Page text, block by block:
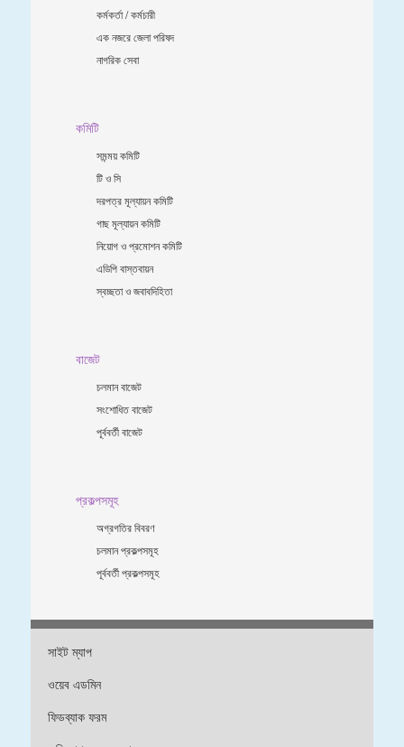
কর্মকর্তা / কর্মচারী
এক নজরে জেলা পরিষদ
নাগরিক সেবা
কমিটি
সমন্ময় কমিটি
টি ও সি
দরপত্র মূল্যায়ন কমিটি
গাছ মূল্যায়ন কমিটি
নিয়োগ ও প্রমোশন কমিটি
এডিপি বাস্তবায়ন
স্বচ্ছতা ও জবাবদিহিতা
বাজেট
চলমান বাজেট
সংশোধিত বাজেট
পূর্ববর্তী বাজেট
প্রকল্পসমূহ
অগ্রগতির বিবরণ
চলমান প্রকল্পসমূহ
পূর্ববর্তী প্রকল্পসমূহ
সাইট ম্যাপ
ওয়েব এডমিন
ফিডব্যাক ফরম